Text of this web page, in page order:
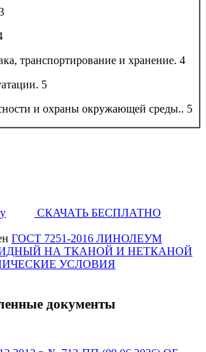
транспортирование и хранение. 4
5
и охраны окружающей среды.. 5
СКАЧАТЬ БЕСПЛАТНО
ГОСТ 7251-2016 ЛИНОЛЕУМ
НА ТКАНОЙ И НЕТКАНОЙ
УСЛОВИЯ
документы